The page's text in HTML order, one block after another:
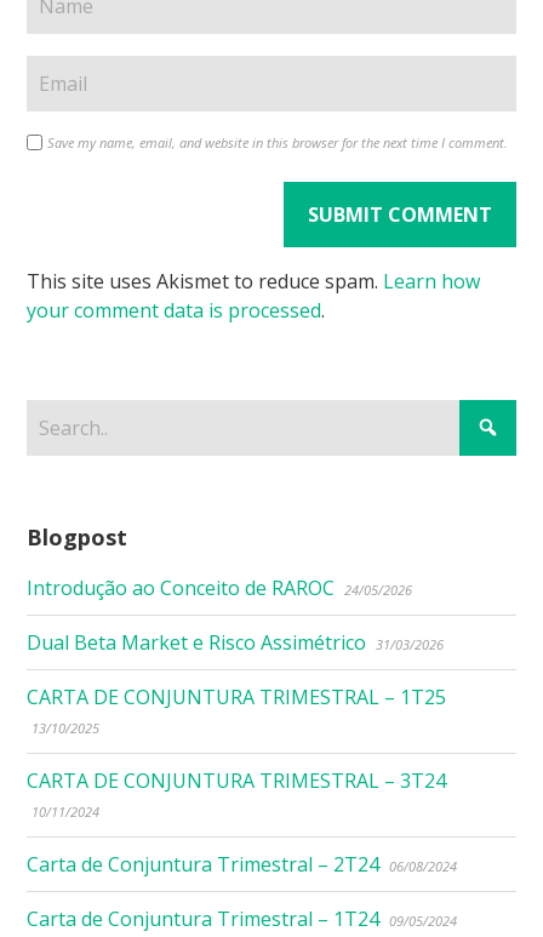
Save my name, email, and website in this browser for the next time I comment.
This site uses Akismet to reduce spam. Learn how
your comment data is processed.
Blogpost
Introdução ao Conceito de RAROC 24/05/2026
Dual Beta Market e Risco Assimétrico 31/03/2026
CARTA DE CONJUNTURA TRIMESTRAL – 1T25
13/10/2025
CARTA DE CONJUNTURA TRIMESTRAL – 3T24
10/11/2024
Carta de Conjuntura Trimestral – 2T24 06/08/2024
Carta de Conjuntura Trimestral – 1T24 09/05/2024